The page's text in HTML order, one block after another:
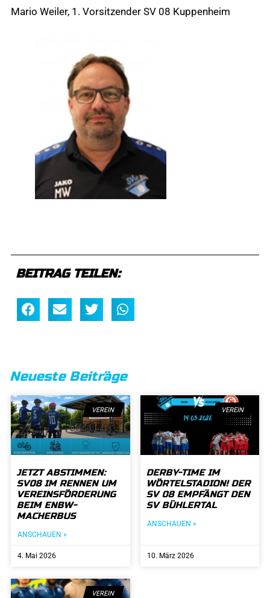
Mario Weiler, 1. Vorsitzender SV 08 Kuppenheim
BEITRAG TEILEN:
Neueste Beiträge
VEREIN
JETZT ABSTIMMEN:
SV08 IM RENNEN UM
VEREINSFÖRDERUNG
BEIM ENBW-
MACHERBUS
ANSCHAUEN »
4. Mai 2026
VEREIN
DERBY-TIME IM
WÖRTELSTADION! DER
SV 08 EMPFÄNGT DEN
SV BÜHLERTAL
ANSCHAUEN »
10. März 2026
VEREIN